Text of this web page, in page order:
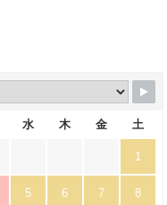
水 木 金 土
1
5 6 7 8